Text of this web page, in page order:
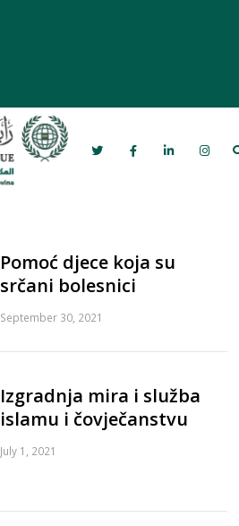
Pomoć djece koja su
srčani bolesnici
September 30, 2021
Izgradnja mira i služba
islamu i čovječanstvu
July 1, 2021